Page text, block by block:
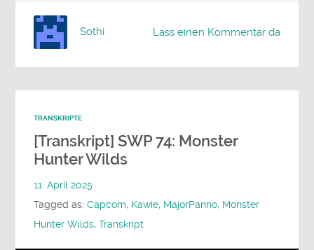
Lass einen Kommentar da
Sothi
TRANSKRIPTE
[Transkript] SWP 74: Monster
Hunter Wilds
11. April 2025
Tagged as:Capcom, Kawie, MajorPanno, Monster
Hunter Wilds,Transkript